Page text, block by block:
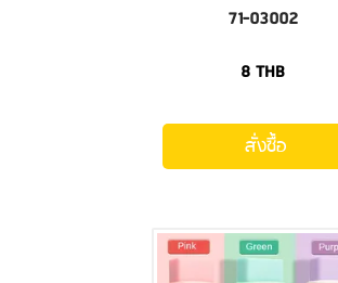
71-03002
8THB
สั่งซื้อ